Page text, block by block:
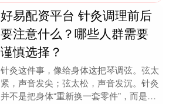
好易配资平台 针灸调理前后
要注意什么？哪些人群需要
谨慎选择？
针灸这件事，像给身体这把琴调弦。弦太
紧，声音发尖；弦太松，声音发沉。针灸
并不是把身体“重新换一套零件”，而是通